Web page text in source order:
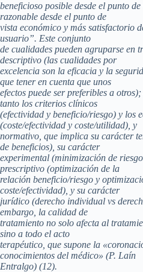
beneficioso posible desde el punto
razonable desde el punto de
vista económico y más satisfactorio
usuario”. Este conjunto
de cualidades pueden agruparse en
descriptivo (las cualidades por
excelencia son la eficacia y la
que tener en cuenta que unos
efectos puede ser preferibles a
tanto los criterios clínicos
(efectividad y beneficio/riesgo) y los
(coste/efectividad y coste/utilidad), y
normativo, que implica su carácter
de beneficios), su carácter
experimental (minimización de
prescriptivo (optimización de la
relación beneficio/riesgo y
coste/efectividad), y su carácter
jurídico (derecho individual vs
embargo, la calidad de
tratamiento no solo afecta al
sino a todo el acto
terapéutico, que supone la
conocimientos del médico» (P. Laín
Entralgo) (12).